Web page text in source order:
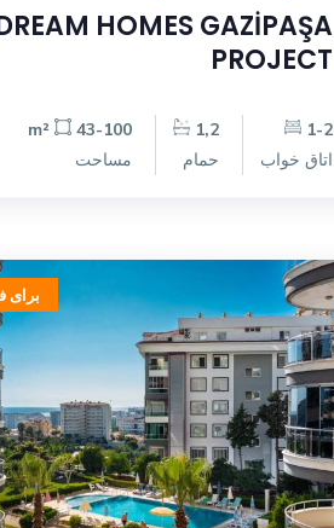
HOMES GAZİPAŞA
PROJECT
1-2
اتاق خواب
1,2
حمام
43-100 m²
مساحت